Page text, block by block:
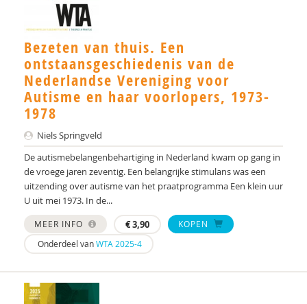
Bezeten van thuis. Een
ontstaansgeschiedenis van de
Nederlandse Vereniging voor
Autisme en haar voorlopers, 1973-
1978
Niels Springveld
De autismebelangenbehartiging in Nederland kwam op gang in
de vroege jaren zeventig. Een belangrijke stimulans was een
uitzending over autisme van het praatprogramma Een klein uur
U uit mei 1973. In de...
MEER INFO €3,90
KOPEN
Onderdeel vanWTA 2025-4